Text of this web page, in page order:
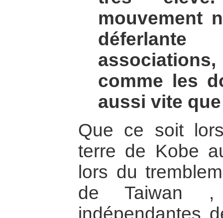
mouvement
comme les
aussi vite
Que ce soit
terre de Kobe
lors du
de Taiwan ,
indépendantes